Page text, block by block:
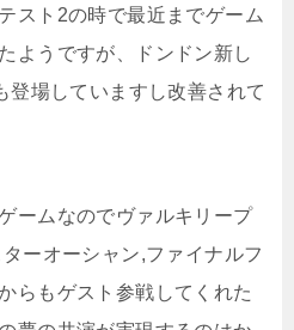
スト2の時で最近までゲーム
ようですが、ドンドン新し
登場していますし改善されて
ームなのでヴァルキリープ
ーオーシャン,ファイナルフ
らもゲスト参戦してくれた